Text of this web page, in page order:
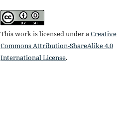
This work is licensed under a Creative
Commons Attribution-ShareAlike 4.0
International License.